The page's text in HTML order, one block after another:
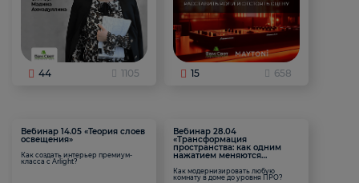
44 1105 15 658
Вебинар 14.05 «Теория слоев
освещения»
Как создать интерьер премиум-
класса с Arlight?
Вебинар 28.04
«Трансформация
пространства: как одним
нажатием меняются
Как модернизировать любую
комнату в доме до уровня ПРО?